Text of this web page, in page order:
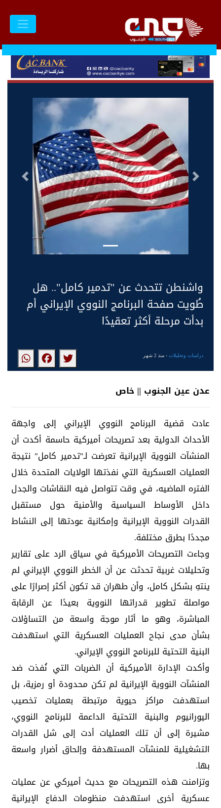
التالى السابق
واشنطن تتحدث عن "تدمير كامل".. هل
طُويت صفحة البرنامج النووي الإيراني أم
بدأت مرحلة أكثر تعقيدًا
دراسات وتحليلات- منذ 2 شهر
عدن عين الجنوب || خاص
عادت قضية البرنامج النووي الإيراني إلى واجهة
الأحداث الدولية بعد تصريحات أميركية حاسمة أكدت أن
المنشآت النووية الإيرانية تعرضت لـ"تدمير كامل" نتيجة
العمليات العسكرية التي نفذتها الولايات المتحدة خلال
الفتره الماضيه، في وقت تتواصل فيه النقاشات والجدل
داخل الأوساط السياسية والأمنية حول مستقبل
القدرات النووية الإيرانية وإمكانية عودتها إلى النشاط
مجددًا بطرق مختلفة.
وجاءت التصريحات الأميركية في سياق الرد على تقارير
وتحليلات غربية تحدثت عن أن الخطر النووي الإيراني لم
ينتهِ بشكل كامل، وأن طهران قد تكون أكثر إصرارًا على
مواصلة تطوير قدراتها النووية بعيدًا عن الرقابة
المباشرة، وهو ما أثار موجة واسعة من التساؤلات
بشأن مدى نجاح العمليات العسكرية التي استهدفت
البنية التحتية للبرنامج النووي الإيراني.
وأكدت الإدارة الأميركية أن الضربات التي نُفذت ضد
المنشآت النووية الإيرانية لم تكن محدودة أو رمزية، بل
استهدفت مراكز حيوية مرتبطة بعمليات تخصيب
اليورانيوم والبنية التحتية الداعمة للبرنامج النووي،
مشيرة إلى أن تلك العمليات أدت إلى شل القدرات
التشغيلية للمنشآت المستهدفة وإلحاق أضرار واسعة
بها.
وتزامنت هذه التصريحات مع حديث أميركي عن عمليات
عسكرية أخرى استهدفت منظومات الدفاع الإيرانية